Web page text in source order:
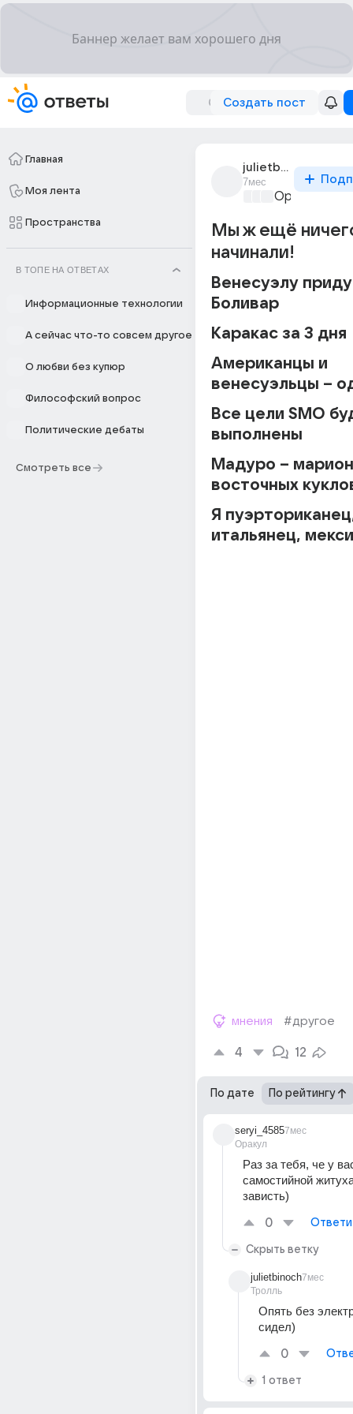
Создать пост
Главная
Моя лента
Пространства
В ТОПЕ НА ОТВЕТАХ
Информационные технологии
А сейчас что-то совсем другое
О любви без купюр
Философский вопрос
Политические дебаты
Смотреть все
julietbinoch
7мес
Оружие и
Мы ж ещё
начинали!
Венесуэлу
Боливар
Каракас за 3 дня
Американцы и
Все цели SMO
выполнены
Мадуро –
восточных
Я
итальянец,
мнения #другое
4 12
По дате По рейтингу
seryi_4585
Оракул
7мес
Раз за тебя, че у
самостийной
зависть)
0
Скрыть ветку
julietbinoch
Тролль
7мес
Опять без
сидел)
0
1 ответ